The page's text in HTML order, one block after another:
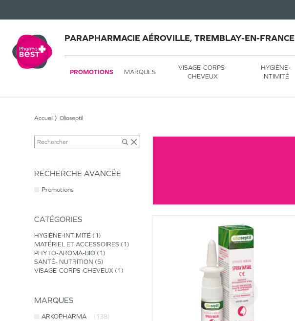
PARAPHARMACIE AÉROVILLE, TREMBLAY-EN-FRANCE
PROMOTIONS MARQUES
VISAGE-CORPS-
CHEVEUX
HYGIÈNE-
INTIMITÉ
Accueil Olioseptil
RECHERCHE AVANCÉE
Promotions
CATÉGORIES
HYGIÈNE-INTIMITÉ
1
MATÉRIEL ET ACCESSOIRES
1
PHYTO-AROMA-BIO
1
SANTÉ- NUTRITION
5
VISAGE-CORPS-CHEVEUX
1
MARQUES
ARKOPHARMA
(138)